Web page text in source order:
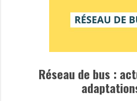
Réseau de bus :